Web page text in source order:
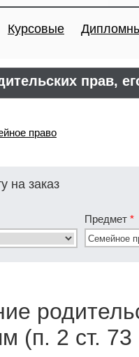
Курсовые
прав,
право
на заказ
Предмет *
(п. 2 ст.